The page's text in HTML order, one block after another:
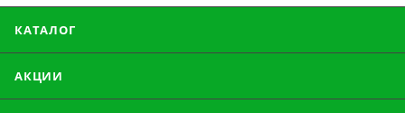
КАТАЛОГ
АКЦИИ